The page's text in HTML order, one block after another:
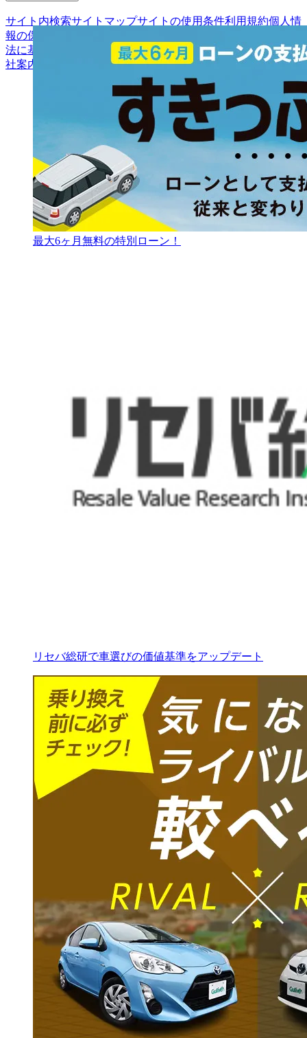
サイト内検索サイトマップサイトの使用条件利用規約個人情
報の保護について
法に基づく表示
アフィリエイトパートナー募集お客様の声会
社案内
最大6ヶ月無料の特別ローン！
リセバ総研で車選びの価値基準をアップデート